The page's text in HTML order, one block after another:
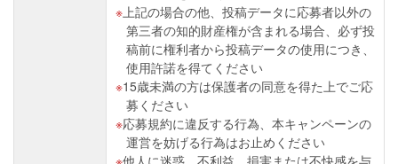
上記の場合の他、投稿データに応募者以外の
第三者の知的財産権が含まれる場合、必ず投
稿前に権利者から投稿データの使用につき、
使用許諾を得てください
15歳未満の方は保護者の同意を得た上でご応
募ください
応募規約に違反する行為、本キャンペーンの
運営を妨げる行為はお止めください